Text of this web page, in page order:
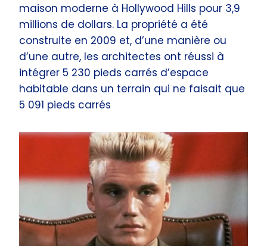
maison moderne à Hollywood Hills pour 3,9
millions de dollars. La propriété a été
construite en 2009 et, d’une manière ou
d’une autre, les architectes ont réussi à
intégrer 5 230 pieds carrés d’espace
habitable dans un terrain qui ne faisait que
5 091 pieds carrés